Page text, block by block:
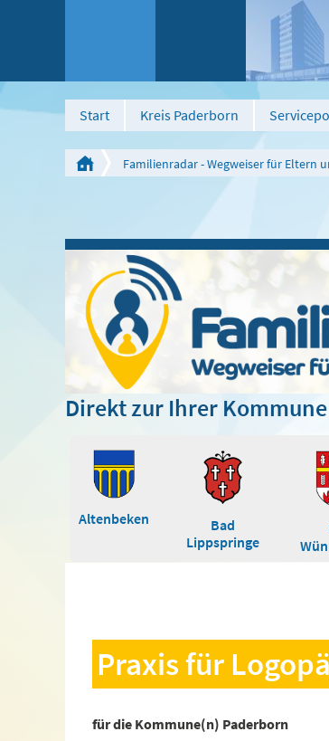
Start Kreis Paderborn
Familienradar - Wegweiser für Eltern
Direkt zur Ihrer Kommune
Altenbeken
Bad
Lippspringe
Praxis für
für die Kommune(n) Paderborn